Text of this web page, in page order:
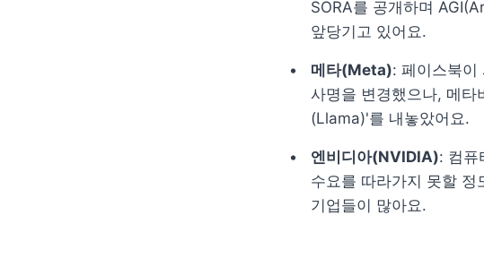
SORA를 공개하며
앞당기고 있어요.
메타(Meta): 페이스북이
사명을 변경했으나, 메타
(Llama)'를 내놓았어요.
엔비디아(NVIDIA): 컴퓨
수요를 따라가지 못할 정
기업들이 많아요.